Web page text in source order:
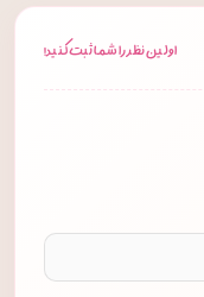
اولین نظر را شما ثبت کنید!